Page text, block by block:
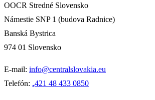
OOCR Stredné Slovensko
Námestie SNP 1 (budova Radnice)
Banská Bystrica
974 01 Slovensko
E-mail: info@centralslovakia.eu
Telefón: ₊421 48 433 0850